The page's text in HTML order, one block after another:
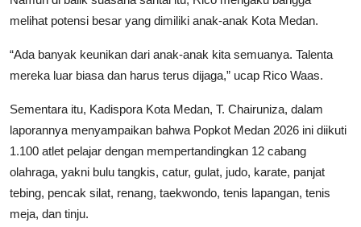
melihat potensi besar yang dimiliki anak-anak Kota Medan.
“Ada banyak keunikan dari anak-anak kita semuanya. Talenta
mereka luar biasa dan harus terus dijaga,” ucap Rico Waas.
Sementara itu, Kadispora Kota Medan, T. Chairuniza, dalam
laporannya menyampaikan bahwa Popkot Medan 2026 ini diikuti
1.100 atlet pelajar dengan mempertandingkan 12 cabang
olahraga, yakni bulu tangkis, catur, gulat, judo, karate, panjat
tebing, pencak silat, renang, taekwondo, tenis lapangan, tenis
meja, dan tinju.